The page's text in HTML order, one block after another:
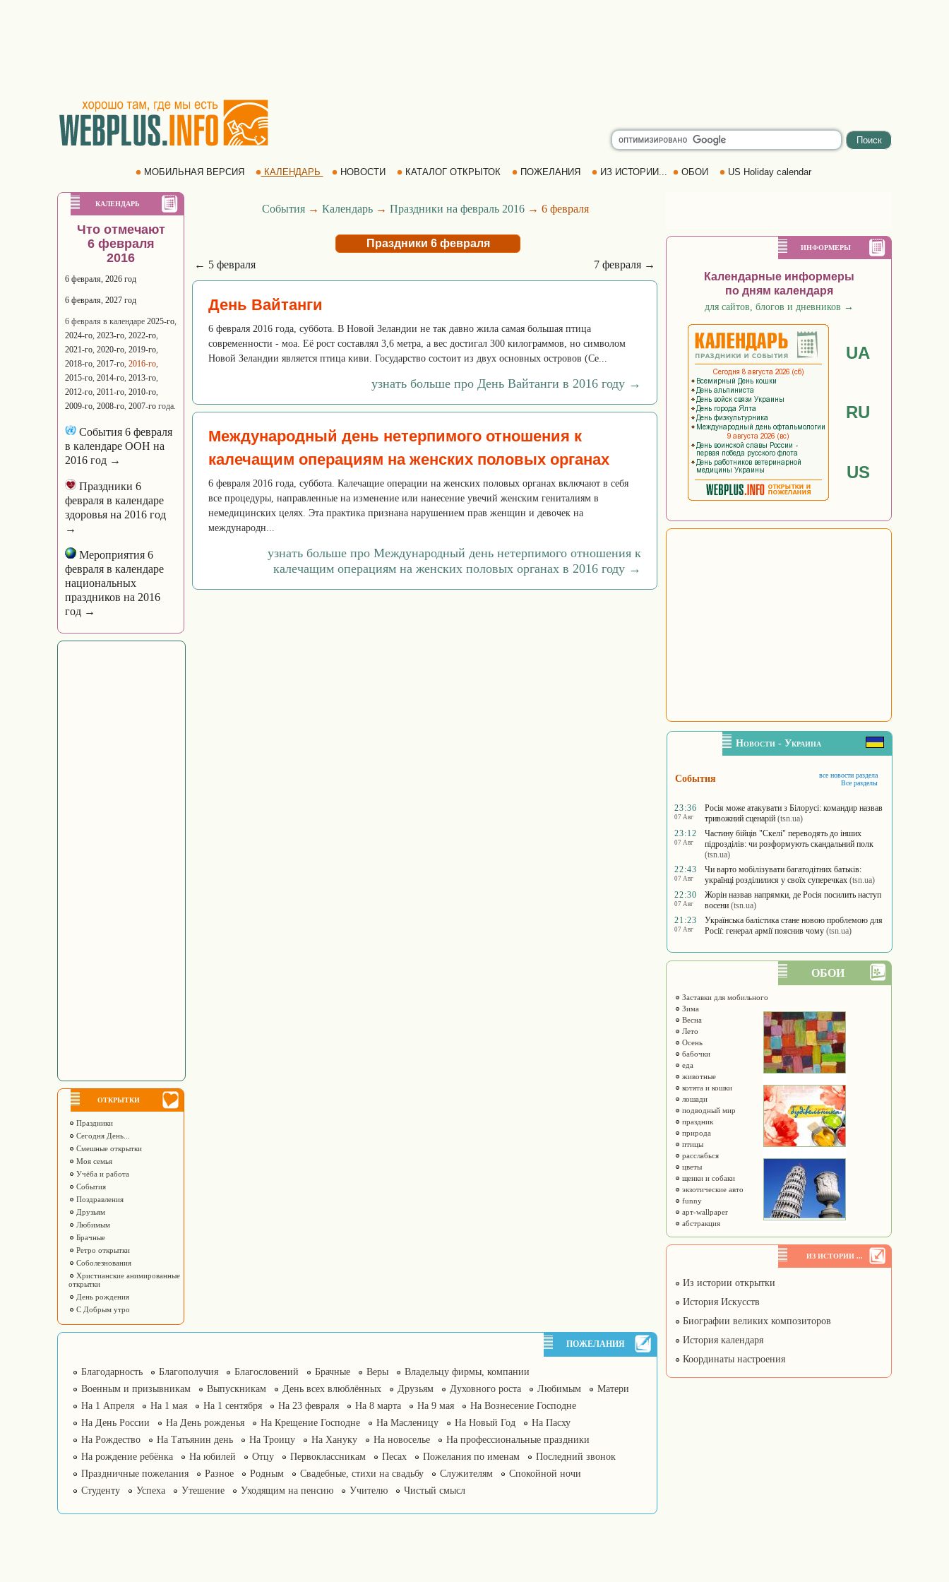
МОБИЛЬНАЯ ВЕРСИЯ КАЛЕНДАРЬ НОВОСТИ КАТАЛОГ ОТКРЫТОК ПОЖЕЛАНИЯ ИЗ ИСТОРИИ... ОБОИ US Holiday calendar
КАЛЕНДАРЬ
Что отмечают
6 февраля
2016
6 февраля, 2026 год
6 февраля, 2027 год
6 февраля в календаре 2025-го,
2024-го, 2023-го, 2022-го,
2021-го, 2020-го, 2019-го,
2018-го, 2017-го, 2016-го,
2015-го, 2014-го, 2013-го,
2012-го, 2011-го, 2010-го,
2009-го, 2008-го, 2007-го года.
События 6 февраля
в календаре ООН на
2016 год →
Праздники 6
февраля в календаре
здоровья на 2016 год
→
Мероприятия 6
февраля в календаре
национальных
праздников на 2016
год →
ОТКРЫТКИ
Праздники
Сегодня День...
Смешные открытки
Моя семья
Учёба и работа
События
Поздравления
Друзьям
Любимым
Брачные
Ретро открытки
Соболезнования
Христианские анимированные
открытки
День рождения
С Добрым утро
События→ Календарь→ Праздники на февраль 2016→ 6 февраля
Праздники 6 февраля
← 5 февраля
7 февраля →
День Вайтанги
6 февраля 2016 года, суббота. В Новой Зеландии не так давно жила самая большая птица
современности - моа. Её рост составлял 3,6 метра, а вес достигал 300 килограммов, но символом
Новой Зеландии является птица киви. Государство состоит из двух основных островов (Се...
узнать больше про День Вайтанги в 2016 году →
Международный день нетерпимого отношения к
калечащим операциям на женских половых органах
6 февраля 2016 года, суббота. Калечащие операции на женских половых органах включают в себя
все процедуры, направленные на изменение или нанесение увечий женским гениталиям в
немедицинских целях. Эта практика признана нарушением прав женщин и девочек на
международн...
узнать больше про Международный день нетерпимого отношения к
калечащим операциям на женских половых органах в 2016 году →
ПОЖЕЛАНИЯ
Благодарность Благополучия Благословений Брачные Веры
Владельцу фирмы, компании
Военным и призывникам
Выпускникам День всех влюблённых Друзьям Духовного роста Любимым
Матери
На 1 Апреля
На 1 мая На 1 сентября На 23 февраля На 8 марта На 9 мая
На Вознесение Господне
На День России
На День рожденья На Крещение Господне На Масленицу На Новый Год
На Пасху
На Рождество
На Татьянин день На Троицу На Хануку На новоселье
На профессиональные праздники
На рождение ребёнка
На юбилей Отцу Первоклассникам Песах Пожелания по именам
Последний звонок
Праздничные пожелания
Разное Родным Свадебные, стихи на свадьбу Служителям
Спокойной ночи
Студенту
Успеха Утешение Уходящим на пенсию Учителю Чистый смысл
ИНФОРМЕРЫ
Календарные информеры
по дням календаря
для сайтов, блогов и дневников →
UA
RU
US
Новости - Украина
События
все новости раздела
Все разделы
23:36
07 Авг
Росія може атакувати з Білорусі: командир назвав
тривожний сценарій (tsn.ua)
23:12
07 Авг
Частину бійців "Скелі" переводять до інших
підрозділів: чи розформують скандальний полк
(tsn.ua)
22:43
07 Авг
Чи варто мобілізувати багатодітних батьків:
українці розділилися у своїх суперечках (tsn.ua)
22:30
07 Авг
Жорін назвав напрямки, де Росія посилить наступ
восени (tsn.ua)
21:23
07 Авг
Українська балістика стане новою проблемою для
Росії: генерал армії пояснив чому (tsn.ua)
ОБОИ
Заставки для мобильного
Зима
Весна
Лето
Осень
бабочки
еда
животные
котята и кошки
лошади
подводный мир
праздник
природа
птицы
расслабься
цветы
щенки и собаки
экзотические авто
funny
арт-wallpaper
абстракция
ИЗ ИСТОРИИ ...
Из истории открытки
История Искусств
Биографии великих композиторов
История календаря
Координаты настроения